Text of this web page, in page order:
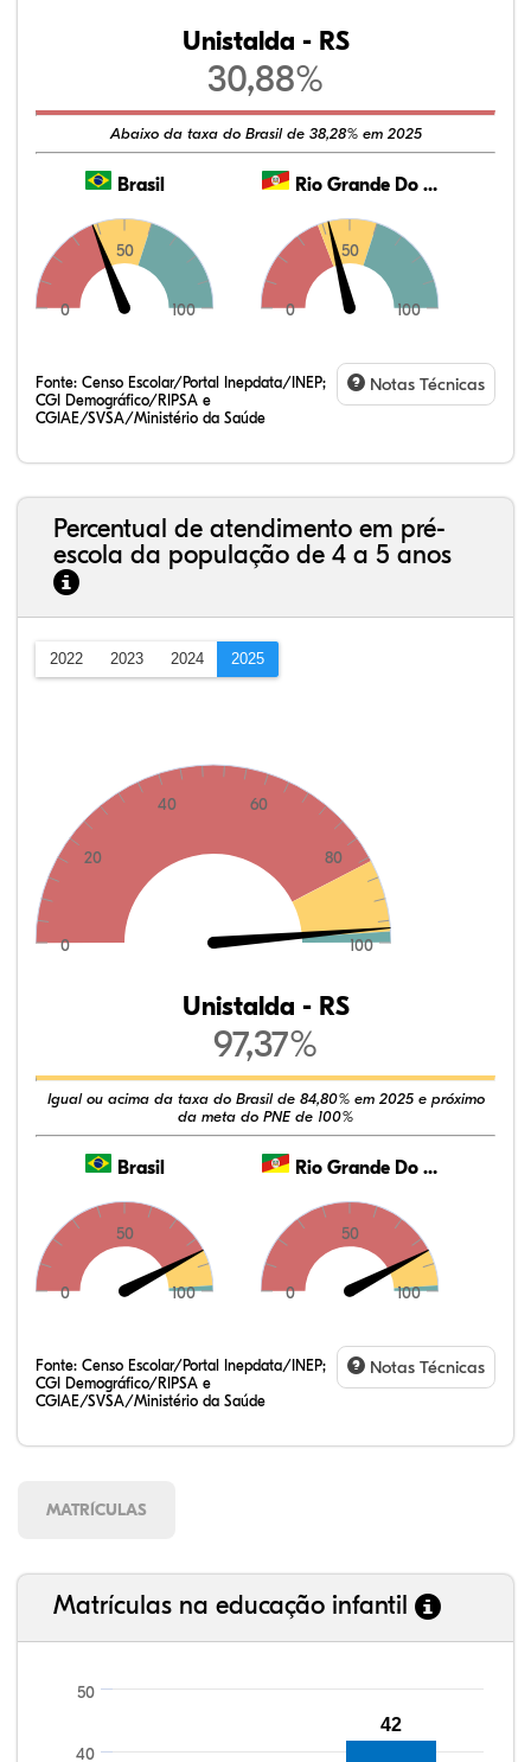
Unistalda - RS
30,88%
Abaixo da taxa do Brasil de 38,28% em 2025
Brasil
0
50
100
Rio Grande Do Sul
0
50
100
Fonte: Censo Escolar/Portal Inepdata/INEP;
CGI Demográfico/RIPSA e
CGIAE/SVSA/Ministério da Saúde
Notas Técnicas
Percentual de atendimento em pré-
escola da população de 4 a 5 anos
2022 2023 2024 2025
0
20
40 60
80
100
Unistalda - RS
97,37%
Igual ou acima da taxa do Brasil de 84,80% em 2025 e próximo
da meta do PNE de 100%
Brasil
0
50
100
Rio Grande Do Sul
0
50
100
Fonte: Censo Escolar/Portal Inepdata/INEP;
CGI Demográfico/RIPSA e
CGIAE/SVSA/Ministério da Saúde
Notas Técnicas
MATRÍCULAS
Matrículas na educação infantil
40
50
42
104,22%
103,39%
91,09%
95,21%
84,12%
99,81%
100,00%
88,82%
92,94%
78,33%